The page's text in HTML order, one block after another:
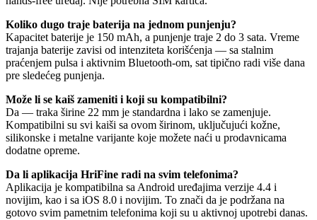
Koliko dugo traje baterija na jednom punjenju?
Kapacitet baterije je 150 mAh, a punjenje traje 2 do 3 sata. Vreme
trajanja baterije zavisi od intenziteta korišćenja — sa stalnim
praćenjem pulsa i aktivnim Bluetooth-om, sat tipično radi više dana
pre sledećeg punjenja.
Može li se kaiš zameniti i koji su kompatibilni?
Da — traka širine 22 mm je standardna i lako se zamenjuje.
Kompatibilni su svi kaiši sa ovom širinom, uključujući kožne,
silikonske i metalne varijante koje možete naći u prodavnicama
dodatne opreme.
Da li aplikacija HriFine radi na svim telefonima?
Aplikacija je kompatibilna sa Android uređajima verzije 4.4 i
novijim, kao i sa iOS 8.0 i novijim. To znači da je podržana na
gotovo svim pametnim telefonima koji su u aktivnoj upotrebi danas.